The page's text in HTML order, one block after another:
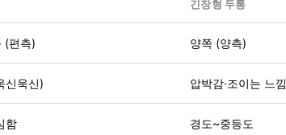
긴장형 두통
(편측) 양쪽 (양측)
신욱신) 압박감·조이는 느낌
함 경도~중등도